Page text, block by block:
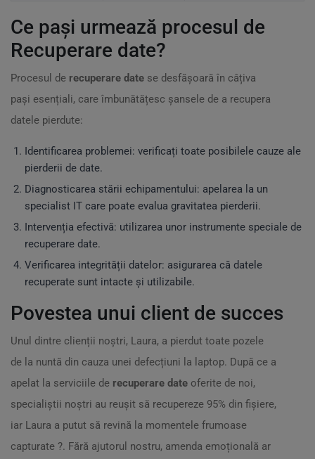
Ce pași urmează procesul de
Recuperare date?
Procesul de recuperare date se desfășoară în câțiva
pași esențiali, care îmbunătățesc șansele de a recupera
datele pierdute:
Identificarea problemei: verificați toate posibilele cauze ale
pierderii de date.
Diagnosticarea stării echipamentului: apelarea la un
specialist IT care poate evalua gravitatea pierderii.
Intervenția efectivă: utilizarea unor instrumente speciale de
recuperare date.
Verificarea integrității datelor: asigurarea că datele
recuperate sunt intacte și utilizabile.
Povestea unui client de succes
Unul dintre clienții noștri, Laura, a pierdut toate pozele
de la nuntă din cauza unei defecțiuni la laptop. După ce a
apelat la serviciile de recuperare date oferite de noi,
specialiștii noștri au reușit să recupereze 95% din fișiere,
iar Laura a putut să revină la momentele frumoase
capturate ?. Fără ajutorul nostru, amenda emoțională ar